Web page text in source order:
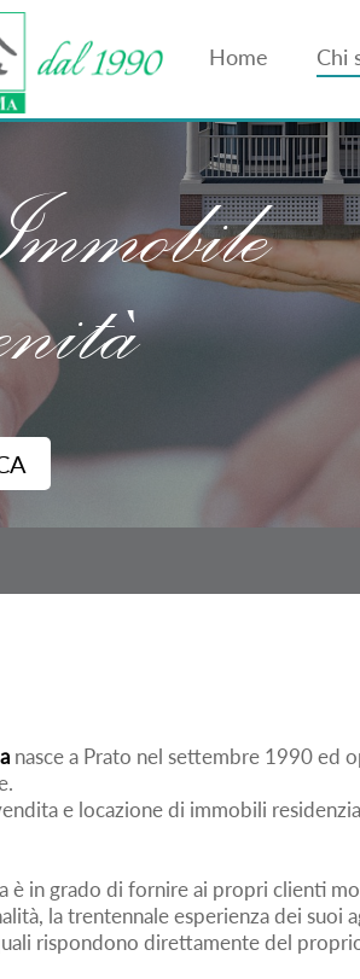
Home Chi
nasce a Prato nel settembre 1990 ed
e locazione di immobili
è in grado di fornire ai propri clienti
la trentennale esperienza dei
rispondono direttamente del